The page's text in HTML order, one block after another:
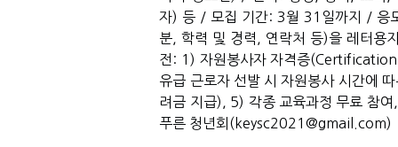
자) 등 / 모집 기간: 3월 31일까지 / 응
분, 학력 및 경력, 연락처 등)을 레터
전: 1) 자원봉사자 자격증
유급 근로자 선발 시 자원봉사 시간에
려금 지급), 5) 각종 교육과정 무료 참
푸른 청년회(keysc2021@gmail.com)